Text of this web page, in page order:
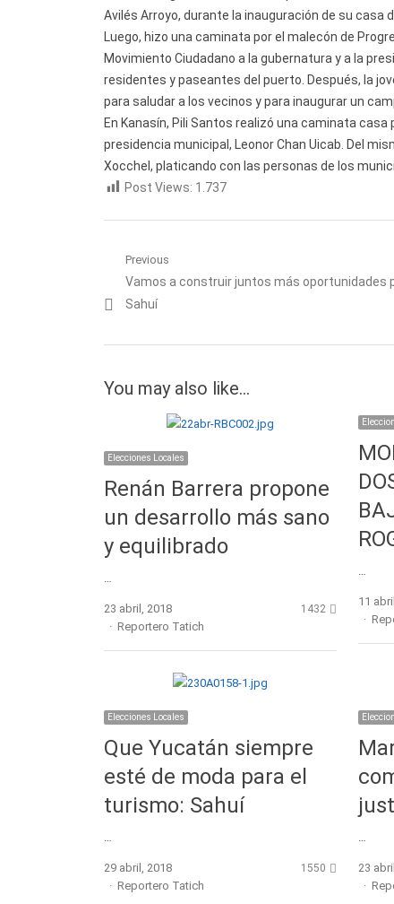
Avilés Arroyo, durante la inauguración de su casa
Luego, hizo una caminata por el malecón de
Movimiento Ciudadano a la gubernatura y a la
residentes y paseantes del puerto. Después, la
para saludar a los vecinos y para inaugurar un
En Kanasín, Pili Santos realizó una caminata
presidencia municipal, Leonor Chan Uicab. Del
Xocchel, platicando con las personas de los
Post Views: 1.737
Navegación
de
Previous
Previous
post:
Vamos a construir juntos más oportunidades
Sahuí
You may also like...
Elecciones Locales
Renán Barrera propone
un desarrollo más sano
y equilibrado
23 abril, 2018
Author
Reportero Tatich
1432
11
Elecciones Locales
Que Yucatán siempre
esté de moda para el
turismo: Sahuí
29 abril, 2018
Author
Reportero Tatich
1550
23